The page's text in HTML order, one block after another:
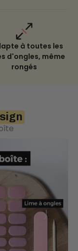
à toutes les
d'ongles, même
rongés